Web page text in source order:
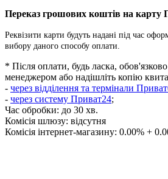
Переказ грошових коштів на карту
Реквізити карти будуть надані під час
вибору даного способу оплати.
* Після оплати, будь ласка, обов'язково
менеджером або надішліть копію
- через відділення та термінали
- через систему Приват24;
Час обробки: до 30 хв.
Комісія шлюзу: відсутня
Комісія інтернет-магазину: 0.00% +